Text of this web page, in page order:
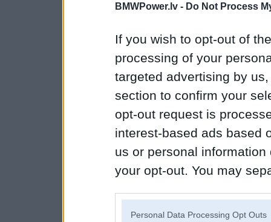
BMWPower.lv - Do Not Process
If you wish to opt-out of
processing of your
targeted advertising by
section to confirm your
opt-out request is
interest-based ads based
us or personal
your opt-out. You may
Personal Data Processing Opt Outs